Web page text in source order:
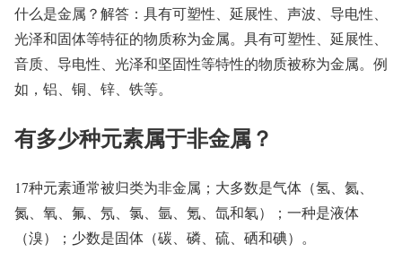
什么是金属？解答：具有可塑性、延展性、声波、导电性、
光泽和固体等特征的物质称为金属。具有可塑性、延展性、
音质、导电性、光泽和坚固性等特性的物质被称为金属。例
如，铝、铜、锌、铁等。
有多少种元素属于非金属？
17种元素通常被归类为非金属；大多数是气体（氢、氦、
氮、氧、氟、氖、氯、氩、氪、氙和氡）；一种是液体
（溴）；少数是固体（碳、磷、硫、硒和碘）。